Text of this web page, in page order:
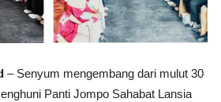
– Senyum mengembang dari mulut 30
Panti Jompo Sahabat Lansia